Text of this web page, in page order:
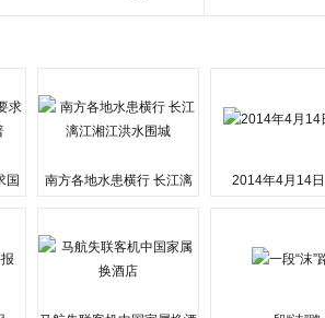
国
南方各地水患横行 长江漓
2014年4月14